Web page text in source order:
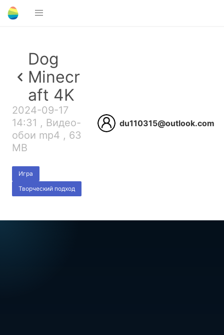
Dog
Minecr
aft 4K
2024-09-17
14:31 , Видео-
обои mp4 , 63
MB
Игра
Творческий подход
du110315@outlook.com